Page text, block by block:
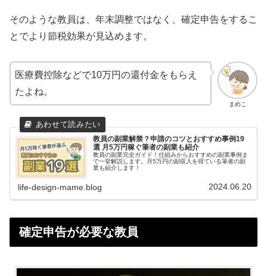
そのような教員は、年末調整ではなく、確定申告をするこ
とでより節税効果が見込めます。
まめこ
医療費控除などで10万円の還付金をもらえ
たよね。
教員の副業解禁？申請のコツとおすすめ事例19
選 月5万円稼ぐ筆者の副業も紹介
教員の副業完全ガイド！仕組みからおすすめの副業事例ま
で一挙解説します。月5万円の副収入を得ている筆者の副
業も紹介します！
life-design-mame.blog 2024.06.20
確定申告が必要な教員